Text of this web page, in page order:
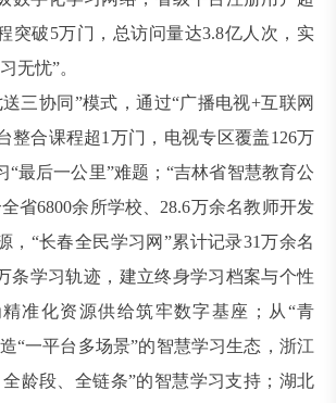
突破5万门，总访问量达3.8亿人次，实
无忧”。
协同”模式，通过“广播电视+互联网
整合课程超1万门，电视专区覆盖126万
“最后一公里”难题；“吉林省智慧教育公
省6800余所学校、28.6万余名教师开发
，“长春全民学习网”累计记录31万余名
条学习轨迹，建立终身学习档案与个性
准化资源供给筑牢数字基座；从“青
“一平台多场景”的智慧学习生态，浙江
龄段、全链条”的智慧学习支持；湖北